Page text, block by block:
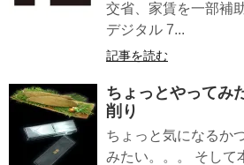
交省、家賃を一部補
デジタル 7...
記事を読む
ちょっとやってみ
削り
ちょっと気になるか
みたい。。。 そして